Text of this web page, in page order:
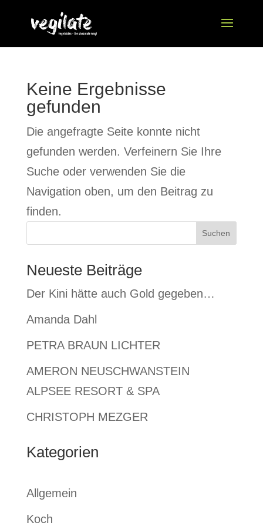
Keine Ergebnisse
gefunden
Die angefragte Seite konnte nicht
gefunden werden. Verfeinern Sie Ihre
Suche oder verwenden Sie die
Navigation oben, um den Beitrag zu
finden.
Suchen
Neueste Beiträge
Der Kini hätte auch Gold gegeben…
Amanda Dahl
PETRA BRAUN LICHTER
AMERON NEUSCHWANSTEIN
ALPSEE RESORT & SPA
CHRISTOPH MEZGER
Kategorien
Allgemein
Koch